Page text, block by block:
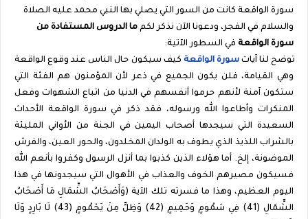
سورة الواقعة كانت من السور التي يصلي بها النبي محمد عليه الصلاة
والسلام في الفجر، ودعونا الآن نذكر لكم ما الدروس المستفادة من
سورة الواقعة في السطور الآتية:
توضح لنا آياتسورة الواقعة كيف سيكون حال الناس عند وقوع الواقعة
وهي القيامة، فلن يكون الجميع في ذعر لأن المؤمنون هم الفئة التي
ستكون آمنة لأنهم حرموا أنفسهم في الدنيا من اتباع الشهوات وفعل
المنكرات وأطاعوا الله ورسوله، فقد ذكر في سورة الواقعة الأحداث
السعيدة التي سيجدها أصحاب اليمين في الجنة من الأواني المليئة
بالشراب اللذيذ الذي يطوف به الولدان المخلدون، والحور العين، والفرش
الموضونة، إلخ. أما هؤلاء الذين كذبوا بما أنزل الرسول وكفروا بأنعم الله
فسيكون مصيرهم الخوف والعذاب في الأهوال التي سيجدونها في هذا
اليوم العظيم، وهذا ما فسرته تلك الآية (وَأَصْحَابُ الشِّمَالِ مَا أَصْحَابُ
الشِّمَالِ (41) فِي سَمُومٍ وَحَمِيمٍ (42) وَظِلٍّ مِنْ يَحْمُومٍ (43) لَا بَارِدٍ وَلَا